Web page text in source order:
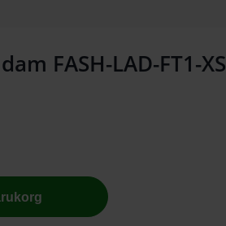
FASH-LAD-FT1-XS